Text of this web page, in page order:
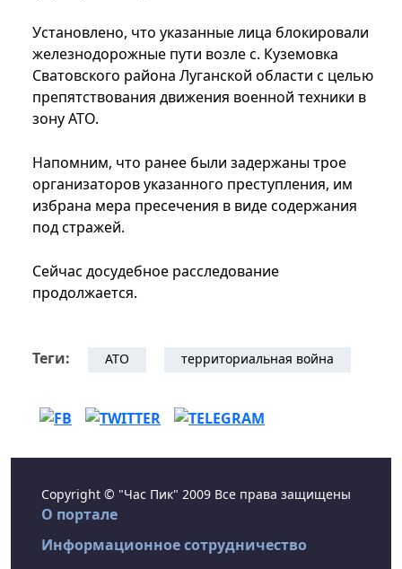
Установлено, что указанные лица блокировали
железнодорожные пути возле с. Куземовка
Сватовского района Луганской области с целью
препятствования движения военной техники в
зону АТО.
Напомним, что ранее были задержаны трое
организаторов указанного преступления, им
избрана мера пресечения в виде содержания
под стражей.
Сейчас досудебное расследование
продолжается.
Теги: АТО территориальная война
Copyright © "Час Пик" 2009 Все права защищены
О портале
Информационное сотрудничество